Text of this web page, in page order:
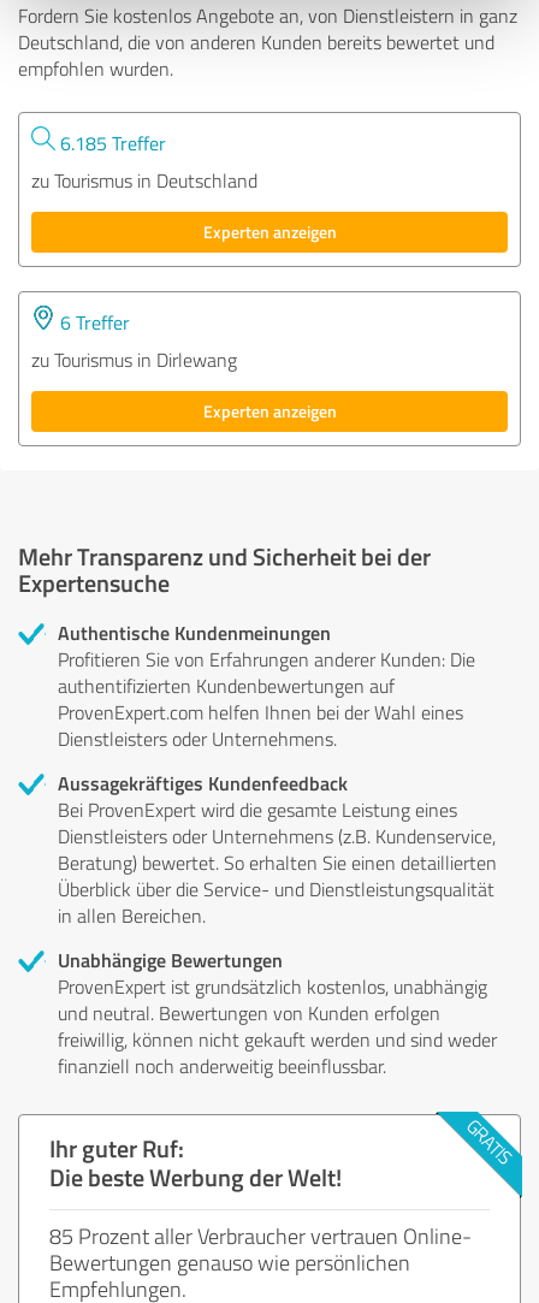
Fordern Sie kostenlos Angebote an, von Dienstleistern in ganz
Deutschland, die von anderen Kunden bereits bewertet und
empfohlen wurden.
6.185 Treffer
zu Tourismus in Deutschland
Experten anzeigen
6 Treffer
zu Tourismus in Dirlewang
Experten anzeigen
Mehr Transparenz und Sicherheit bei der
Expertensuche
Authentische Kundenmeinungen
Profitieren Sie von Erfahrungen anderer Kunden: Die
authentifizierten Kundenbewertungen auf
ProvenExpert.com helfen Ihnen bei der Wahl eines
Dienstleisters oder Unternehmens.
Aussagekräftiges Kundenfeedback
Bei ProvenExpert wird die gesamte Leistung eines
Dienstleisters oder Unternehmens (z.B. Kundenservice,
Beratung) bewertet. So erhalten Sie einen detaillierten
Überblick über die Service- und Dienstleistungsqualität
in allen Bereichen.
Unabhängige Bewertungen
ProvenExpert ist grundsätzlich kostenlos, unabhängig
und neutral. Bewertungen von Kunden erfolgen
freiwillig, können nicht gekauft werden und sind weder
finanziell noch anderweitig beeinflussbar.
Ihr guter Ruf:
Die beste Werbung der Welt!
85 Prozent aller Verbraucher vertrauen Online-
Bewertungen genauso wie persönlichen
Empfehlungen.